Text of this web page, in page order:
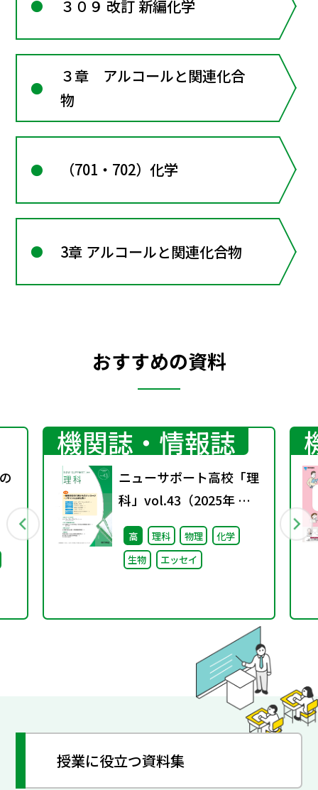
３０９ 改訂 新編化学
３章 アルコールと関連化合
物
（701・702）化学
3章 アルコールと関連化合物
おすすめの資料
機関誌・情報誌
ニューサポート高校「理
科」vol.43（2025年 春
号）
高 理科 物理
化学
生物
エッセイ
授業に役立つ資料集